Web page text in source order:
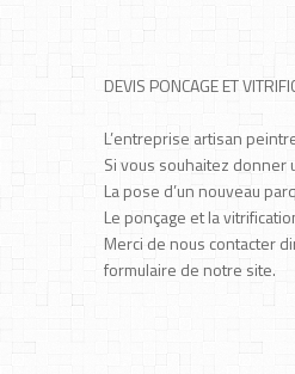
DEVIS PONCAGE ET
L’entreprise artisan
Si vous souhaitez donner
La pose d’un nouveau
Le ponçage et la
Merci de nous contacter
formulaire de notre site.